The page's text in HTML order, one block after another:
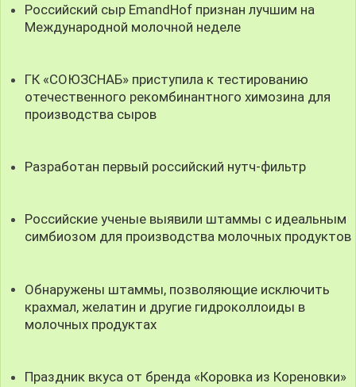
Российский сыр EmandHof признан лучшим на
Международной молочной неделе
ГК «СОЮЗСНАБ» приступила к тестированию
отечественного рекомбинантного химозина для
производства сыров
Разработан первый российский нутч-фильтр
Российские ученые выявили штаммы с идеальным
симбиозом для производства молочных продуктов
Обнаружены штаммы, позволяющие исключить
крахмал, желатин и другие гидроколлоиды в
молочных продуктах
Праздник вкуса от бренда «Коровка из Кореновки»